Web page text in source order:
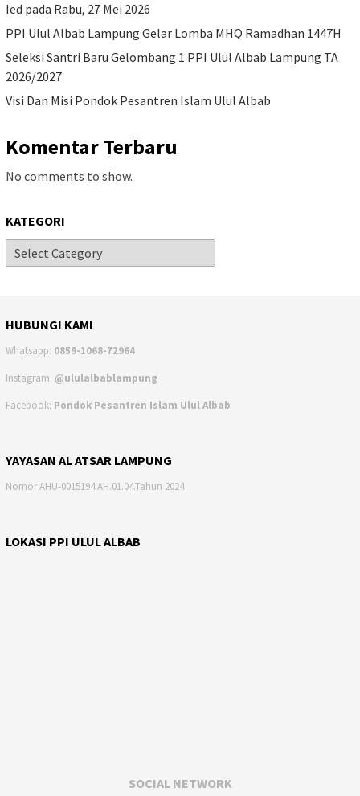
Ied pada Rabu, 27 Mei 2026
PPI Ulul Albab Lampung Gelar Lomba MHQ Ramadhan 1447H
Seleksi Santri Baru Gelombang 1 PPI Ulul Albab Lampung TA
2026/2027
Visi Dan Misi Pondok Pesantren Islam Ulul Albab
Komentar Terbaru
No comments to show.
KATEGORI
HUBUNGI KAMI
Whatsapp: 0859-1068-72964
Instagram: @ululalbablampung
Facebook: Pondok Pesantren Islam Ulul Albab
YAYASAN AL ATSAR LAMPUNG
Nomor AHU-0015194.AH.01.04.Tahun 2024
LOKASI PPI ULUL ALBAB
SOCIAL NETWORK